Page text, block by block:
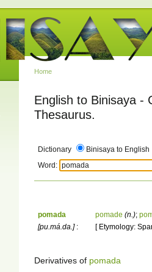
Home
English to Binisaya -
Thesaurus.
Dictionary
Binisaya to English
Word:
pomada
[pu.má.da.]:
pomade (n.);
[ Etymology:
Derivatives of pomada